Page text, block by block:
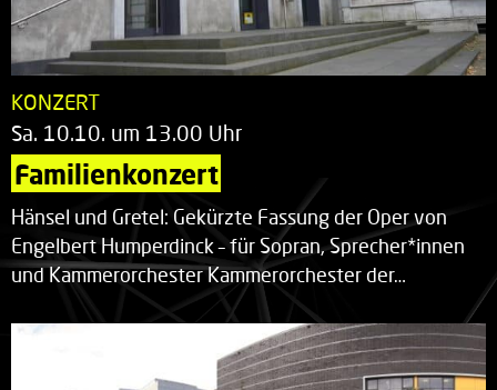
KONZERT
Sa. 10.10. um 13.00 Uhr
Familienkonzert
Hänsel und Gretel: Gekürzte Fassung der Oper von
Engelbert Humperdinck – für Sopran, Sprecher*innen
und Kammerorchester Kammerorchester der…